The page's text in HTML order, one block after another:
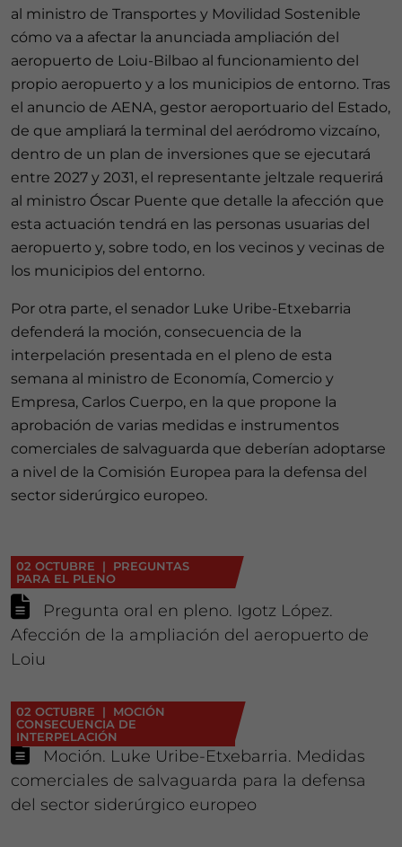
al ministro de Transportes y Movilidad Sostenible
cómo va a afectar la anunciada ampliación del
aeropuerto de Loiu-Bilbao al funcionamiento del
propio aeropuerto y a los municipios de entorno. Tras
el anuncio de AENA, gestor aeroportuario del Estado,
de que ampliará la terminal del aeródromo vizcaíno,
dentro de un plan de inversiones que se ejecutará
entre 2027 y 2031, el representante jeltzale requerirá
al ministro Óscar Puente que detalle la afección que
esta actuación tendrá en las personas usuarias del
aeropuerto y, sobre todo, en los vecinos y vecinas de
los municipios del entorno.
Por otra parte, el senador Luke Uribe-Etxebarria
defenderá la moción, consecuencia de la
interpelación presentada en el pleno de esta
semana al ministro de Economía, Comercio y
Empresa, Carlos Cuerpo, en la que propone la
aprobación de varias medidas e instrumentos
comerciales de salvaguarda que deberían adoptarse
a nivel de la Comisión Europea para la defensa del
sector siderúrgico europeo.
02 OCTUBRE | PREGUNTAS
PARA EL PLENO
Pregunta oral en pleno. Igotz López.
Afección de la ampliación del aeropuerto de
Loiu
02 OCTUBRE | MOCIÓN
CONSECUENCIA DE
INTERPELACIÓN
Moción. Luke Uribe-Etxebarria. Medidas
comerciales de salvaguarda para la defensa
del sector siderúrgico europeo